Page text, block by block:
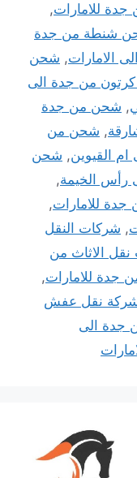
للامارات,
شنطة من جدة
الامارات, شحن
من جدة الى
, شحن من جدة
, شحن من
القيوين, شحن
الخيمة,
للامارات,
, شركات النقل
الاثاث من
جدة للامارات,
نقل عفش
جدة الى